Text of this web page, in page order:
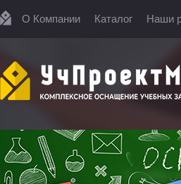
О Компании Каталог Наши